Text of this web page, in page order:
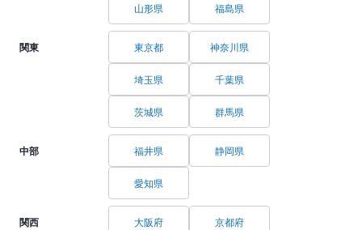
山形県 福島県
関東 東京都 神奈川県
埼玉県 千葉県
茨城県 群馬県
中部 福井県 静岡県
愛知県
関西 大阪府 京都府